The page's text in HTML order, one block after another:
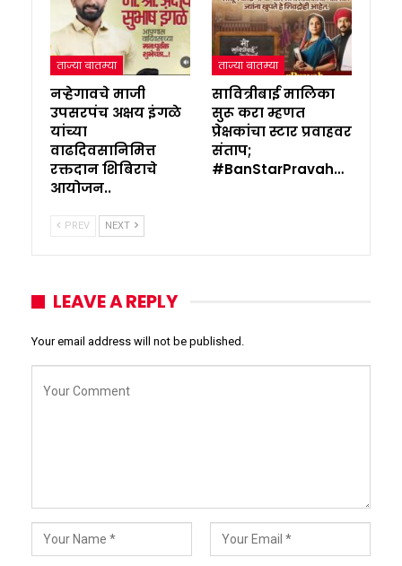
ताज्या बातम्या
नऱ्हेगावचे माजी
उपसरपंच अक्षय इंगळे
यांच्या
वाढदिवसानिमित्त
रक्तदान शिबिराचे
आयोजन..
ताज्या बातम्या
सावित्रीबाई मालिका
सुरू करा म्हणत
प्रेक्षकांचा स्टार प्रवाहवर
संताप;
#BanStarPravah…
PREV NEXT
LEAVE A REPLY
Your email address will not be published.